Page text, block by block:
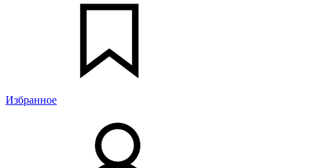
Избранное